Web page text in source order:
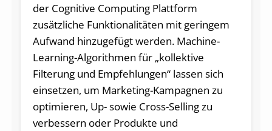
der Cognitive Computing Plattform
zusätzliche Funktionalitäten mit geringem
Aufwand hinzugefügt werden. Machine-
Learning-Algorithmen für „kollektive
Filterung und Empfehlungen“ lassen sich
einsetzen, um Marketing-Kampagnen zu
optimieren, Up- sowie Cross-Selling zu
verbessern oder Produkte und